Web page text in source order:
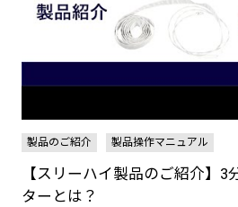
製品のご紹介 製品操作マニュアル
【スリーハイ製品のご紹介】3
ターとは？